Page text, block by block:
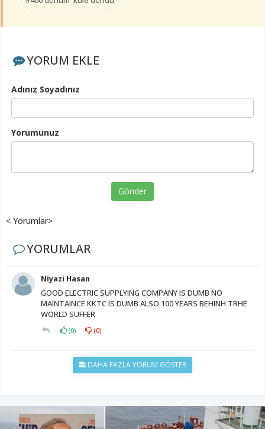
YORUM EKLE
Adınız Soyadınız
Yorumunuz
Gönder
< Yorumlar>
YORUMLAR
Niyazi Hasan
GOOD ELECTRIC SUPPLYING COMPANY IS DUMB NO
MAINTAINCE KKTC IS DUMB ALSO 100 YEARS BEHINH TRHE
WORLD SUFFER
(0) (0)
DAHA FAZLA YORUM GÖSTER